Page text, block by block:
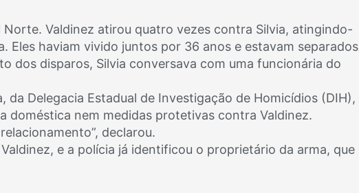
Valdinez atirou quatro vezes contra Silvia, atingindo-
Eles haviam vivido juntos por 36 anos e estavam separados
dos disparos, Silvia conversava com uma funcionária do
da Delegacia Estadual de Investigação de Homicídios (DIH),
doméstica nem medidas protetivas contra Valdinez.
declarou.
e a polícia já identificou o proprietário da arma, que